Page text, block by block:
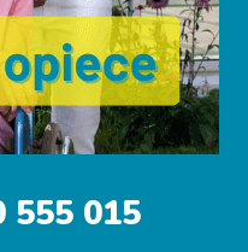
555 015